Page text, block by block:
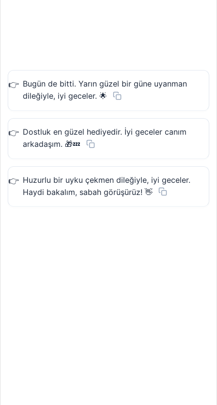
Bugün de bitti. Yarın güzel bir güne uyanman
dileğiyle, iyi geceler. 🌟
Dostluk en güzel hediyedir. İyi geceler canım
arkadaşım. 🎁💤
Huzurlu bir uyku çekmen dileğiyle, iyi geceler.
Haydi bakalım, sabah görüşürüz! 👋